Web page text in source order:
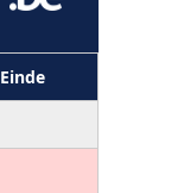
Einde